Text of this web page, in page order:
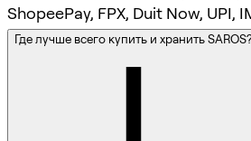
ShopeePay, FPX, Duit Now, UPI,
Где лучше всего купить и хранить